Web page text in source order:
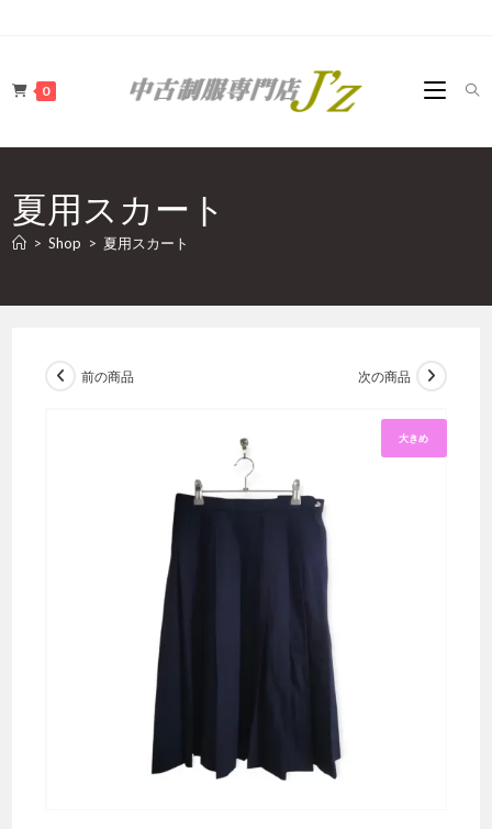
へ
ッ
0
夏用スカート
> Shop > 夏用スカート
前の商品 次の商品
大きめ